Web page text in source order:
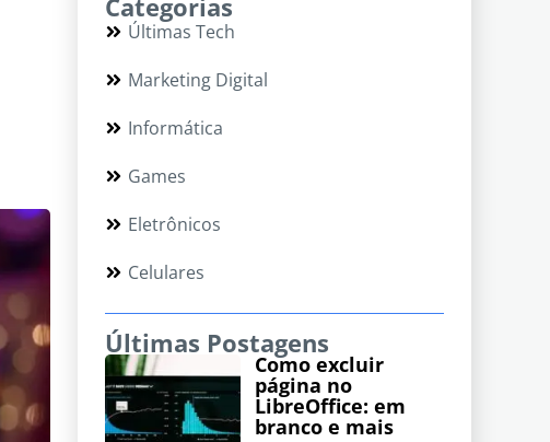
Categorias
Últimas Tech
Marketing Digital
Informática
Games
Eletrônicos
Celulares
Últimas Postagens
Como excluir
página no
LibreOffice: em
branco e mais